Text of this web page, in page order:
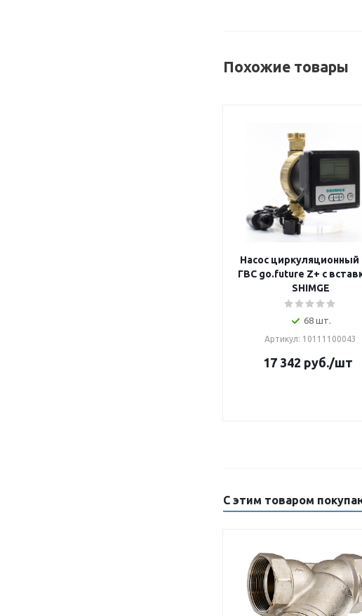
Похожие товары
Насос циркуляционный
ГВС go.future Z+ с
SHIMGE
68 шт.
Артикул: 10111100043
17 342 руб./шт
С этим товаром